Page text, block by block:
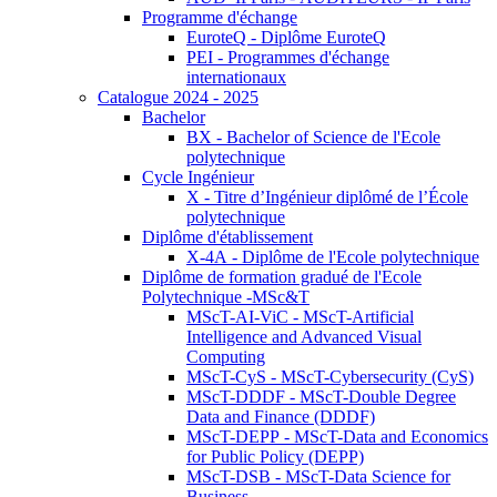
Programme d'échange
EuroteQ - Diplôme EuroteQ
PEI - Programmes d'échange
internationaux
Catalogue 2024 - 2025
Bachelor
BX - Bachelor of Science de l'Ecole
polytechnique
Cycle Ingénieur
X - Titre d’Ingénieur diplômé de l’École
polytechnique
Diplôme d'établissement
X-4A - Diplôme de l'Ecole polytechnique
Diplôme de formation gradué de l'Ecole
Polytechnique -MSc&T
MScT-AI-ViC - MScT-Artificial
Intelligence and Advanced Visual
Computing
MScT-CyS - MScT-Cybersecurity (CyS)
MScT-DDDF - MScT-Double Degree
Data and Finance (DDDF)
MScT-DEPP - MScT-Data and Economics
for Public Policy (DEPP)
MScT-DSB - MScT-Data Science for